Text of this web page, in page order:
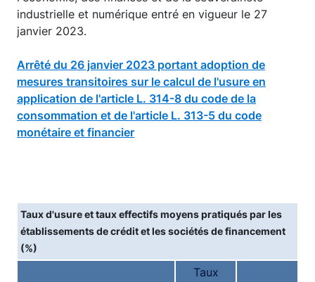
industrielle et numérique entré en vigueur le 27
janvier 2023.
Arrêté du 26 janvier 2023 portant adoption de
mesures transitoires sur le calcul de l'usure en
application de l'article L. 314-8 du code de la
consommation et de l'article L. 313-5 du code
monétaire et financier
Taux d'usure et taux effectifs moyens pratiqués par les
établissements de crédit et les sociétés de financement
(%)
Taux